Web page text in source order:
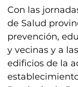
Con las
de Salud
prevención,
y vecinas y a
edificios de la